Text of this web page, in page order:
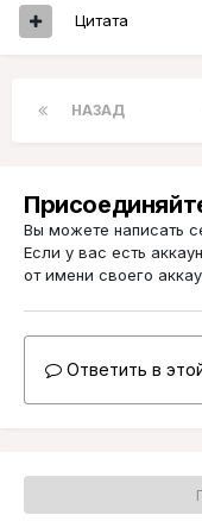
Цитата
НАЗАД
Вы можете написать
Если у вас есть
от имени своего
Ответить в